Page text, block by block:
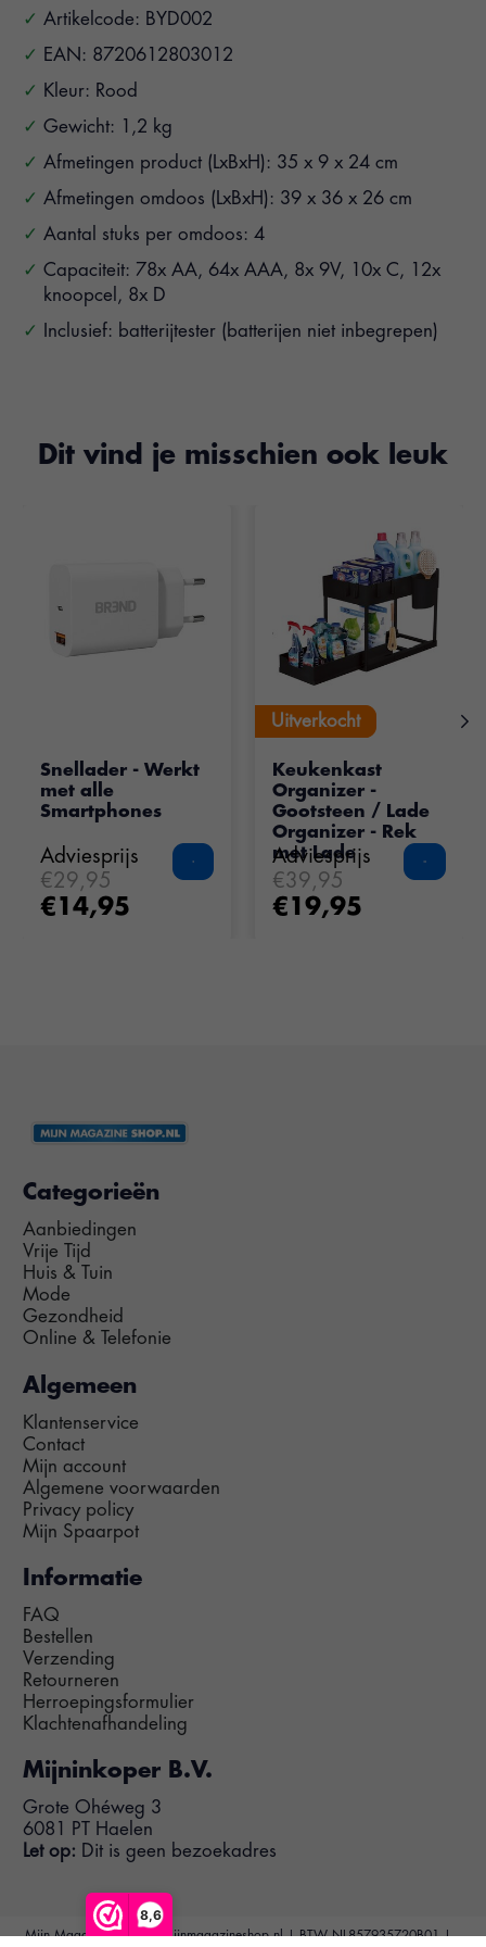
8,6
Artikelcode: BYD002
EAN: 8720612803012
Kleur: Rood
Gewicht: 1,2 kg
Afmetingen product (LxBxH): 35 x 9 x 24 cm
Afmetingen omdoos (LxBxH): 39 x 36 x 26 cm
Aantal stuks per omdoos: 4
Capaciteit: 78x AA, 64x AAA, 8x 9V, 10x C, 12x
knoopcel, 8x D
Inclusief: batterijtester (batterijen niet inbegrepen)
Dit vind je misschien ook leuk
Snellader - Werkt
met alle
Smartphones
Adviesprijs
€29,95
€14,95
Keukenkast
Organizer -
Gootsteen / Lade
Organizer - Rek
met Lade
Adviesprijs
€39,95
€19,95
Uitverkocht
Uitverkocht
Categorieën
Aanbiedingen
Vrije Tijd
Huis & Tuin
Mode
Gezondheid
Online & Telefonie
Algemeen
Klantenservice
Contact
Mijn account
Algemene voorwaarden
Privacy policy
Mijn Spaarpot
Informatie
FAQ
Bestellen
Verzending
Retourneren
Herroepingsformulier
Klachtenafhandeling
Mijninkoper B.V.
Grote Ohéweg 3
6081 PT Haelen
Let op: Dit is geen bezoekadres
Mijn Magazine Shop | Mijnmagazineshop.nl | BTW NL857935720B01 |